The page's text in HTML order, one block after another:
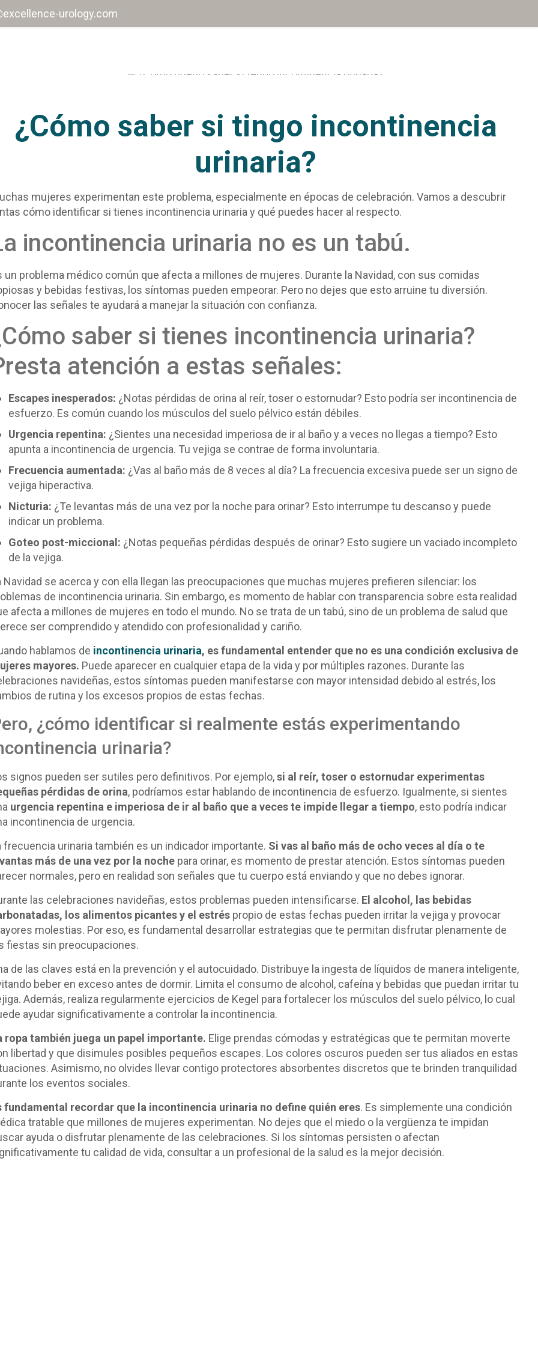
urology.com
¿Cómo saber si tingo incontinencia
urinaria?
mujeres experimentan este problema, especialmente en épocas de celebración. Vamos a descubrir
cómo identificar si tienes incontinencia urinaria y qué puedes hacer al respecto.
incontinencia urinaria no es un tabú.
un problema médico común que afecta a millones de mujeres. Durante la Navidad, con sus comidas
y bebidas festivas, los síntomas pueden empeorar. Pero no dejes que esto arruine tu diversión.
las señales te ayudará a manejar la situación con confianza.
saber si tienes incontinencia urinaria?
atención a estas señales:
Escapes inesperados: ¿Notas pérdidas de orina al reír, toser o estornudar? Esto podría ser incontinencia de
esfuerzo. Es común cuando los músculos del suelo pélvico están débiles.
Urgencia repentina: ¿Sientes una necesidad imperiosa de ir al baño y a veces no llegas a tiempo? Esto
apunta a incontinencia de urgencia. Tu vejiga se contrae de forma involuntaria.
Frecuencia aumentada: ¿Vas al baño más de 8 veces al día? La frecuencia excesiva puede ser un signo de
vejiga hiperactiva.
Nicturia: ¿Te levantas más de una vez por la noche para orinar? Esto interrumpe tu descanso y puede
indicar un problema.
Goteo post-miccional: ¿Notas pequeñas pérdidas después de orinar? Esto sugiere un vaciado incompleto
de la vejiga.
Navidad se acerca y con ella llegan las preocupaciones que muchas mujeres prefieren silenciar: los
de incontinencia urinaria. Sin embargo, es momento de hablar con transparencia sobre esta realidad
afecta a millones de mujeres en todo el mundo. No se trata de un tabú, sino de un problema de salud que
ser comprendido y atendido con profesionalidad y cariño.
hablamos de incontinencia urinaria, es fundamental entender que no es una condición exclusiva de
mayores. Puede aparecer en cualquier etapa de la vida y por múltiples razones. Durante las
navideñas, estos síntomas pueden manifestarse con mayor intensidad debido al estrés, los
de rutina y los excesos propios de estas fechas.
¿cómo identificar si realmente estás experimentando
urinaria?
signos pueden ser sutiles pero definitivos. Por ejemplo,si al reír, toser o estornudar experimentas
pérdidas de orina, podríamos estar hablando de incontinencia de esfuerzo. Igualmente, si sientes
urgencia repentina e imperiosa de ir al baño que a veces te impide llegar a tiempo, esto podría indicar
incontinencia de urgencia.
frecuencia urinaria también es un indicador importante. Si vas al baño más de ocho veces al día o te
más de una vez por la noche para orinar, es momento de prestar atención. Estos síntomas pueden
normales, pero en realidad son señales que tu cuerpo está enviando y que no debes ignorar.
las celebraciones navideñas, estos problemas pueden intensificarse. El alcohol, las bebidas
los alimentos picantes y el estrés propio de estas fechas pueden irritar la vejiga y provocar
molestias. Por eso, es fundamental desarrollar estrategias que te permitan disfrutar plenamente de
fiestas sin preocupaciones.
de las claves está en la prevención y el autocuidado. Distribuye la ingesta de líquidos de manera inteligente,
beber en exceso antes de dormir. Limita el consumo de alcohol, cafeína y bebidas que puedan irritar tu
Además, realiza regularmente ejercicios de Kegel para fortalecer los músculos del suelo pélvico, lo cual
ayudar significativamente a controlar la incontinencia.
ropa también juega un papel importante. Elige prendas cómodas y estratégicas que te permitan moverte
libertad y que disimules posibles pequeños escapes. Los colores oscuros pueden ser tus aliados en estas
Asimismo, no olvides llevar contigo protectores absorbentes discretos que te brinden tranquilidad
los eventos sociales.
fundamental recordar que la incontinencia urinaria no define quién eres. Es simplemente una condición
tratable que millones de mujeres experimentan. No dejes que el miedo o la vergüenza te impidan
ayuda o disfrutar plenamente de las celebraciones. Si los síntomas persisten o afectan
tu calidad de vida, consultar a un profesional de la salud es la mejor decisión.